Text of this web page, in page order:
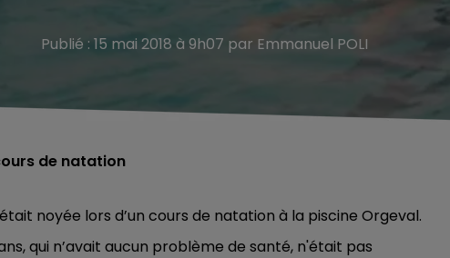
Publié : 15 mai 2018 à 9h07 par Emmanuel POLI
de natation
noyée lors d’un cours de natation à la piscine Orgeval.
qui n’avait aucun problème de santé, n'était pas